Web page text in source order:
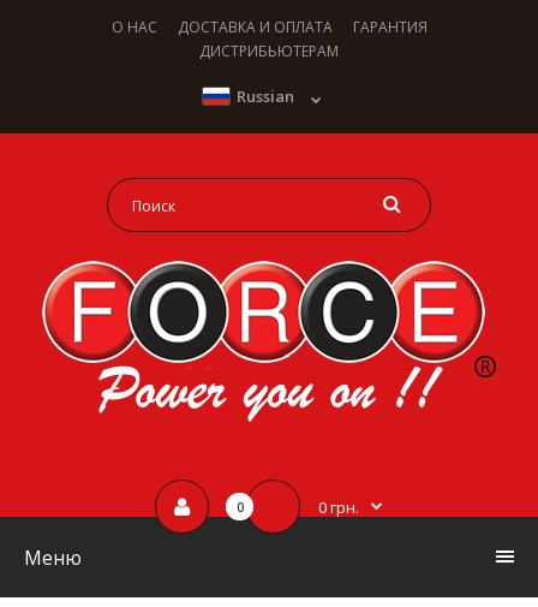
О НАС ДОСТАВКА И ОПЛАТА
ГАРАНТИЯ
ДИСТРИБЬЮТЕРАМ
Russian
0 0 грн.
Меню